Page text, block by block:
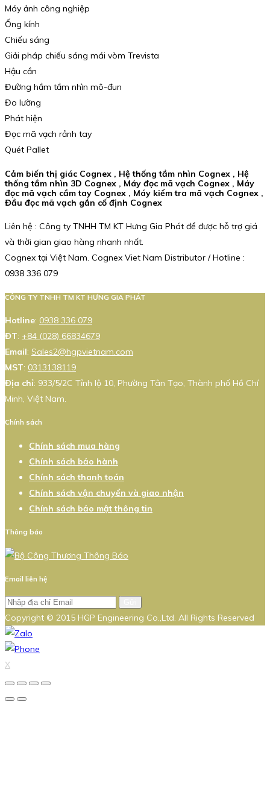
Máy ảnh công nghiệp
Ống kính
Chiếu sáng
Giải pháp chiếu sáng mái vòm Trevista
Hậu cần
Đường hầm tầm nhìn mô-đun
Đo lường
Phát hiện
Đọc mã vạch rảnh tay
Quét Pallet
Cảm biến thị giác Cognex , Hệ thống tầm nhìn Cognex , Hệ
thống tầm nhìn 3D Cognex , Máy đọc mã vạch Cognex , Máy
đọc mã vạch cầm tay Cognex , Máy kiểm tra mã vạch Cognex ,
Đầu đọc mã vạch gắn cố định Cognex
Liên hệ : Công ty TNHH TM KT Hưng Gia Phát để được hỗ trợ giá
và thời gian giao hàng nhanh nhất.
Cognex tại Việt Nam. Cognex Viet Nam Distributor / Hotline :
0938 336 079
CÔNG TY TNHH TM KT HƯNG GIA PHÁT
Hotline: 0938 336 079
ĐT: +84 (028) 66834679
Email: Sales2@hgpvietnam.com
MST: 0313138119
Địa chỉ: 933/5/2C Tỉnh lộ 10, Phường Tân Tạo, Thành phố Hồ Chí
Minh, Việt Nam.
Chính sách
Chính sách mua hàng
Chính sách bảo hành
Chính sách thanh toán
Chính sách vận chuyển và giao nhận
Chính sách bảo mật thông tin
Thông báo
Email liên hệ
Copyright © 2015 HGP Engineering Co.,Ltd. All Rights Reserved
X